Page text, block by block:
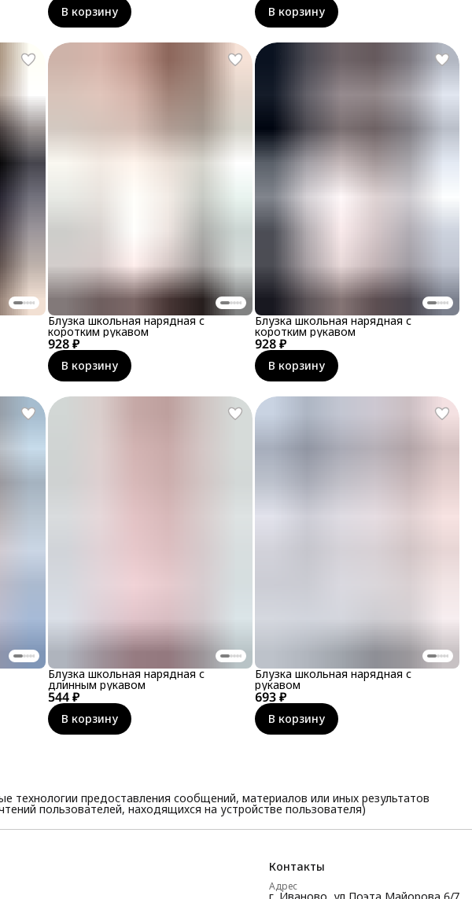
В корзину В корзину
928 ₽
Блузка школьная нарядная с
коротким рукавом
В корзину
928 ₽
Блузка школьная нарядная с
коротким рукавом
В корзину
544 ₽
Блузка школьная нарядная с
длинным рукавом
В корзину
693 ₽
Блузка школьная нарядная с
рукавом
В корзину
технологии предоставления сообщений, материалов или иных результатов
пользователей, находящихся на устройстве пользователя)
Контакты
Адрес